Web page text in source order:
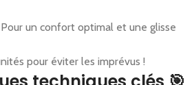
Pour un confort optimal et une glisse
pour éviter les imprévus !